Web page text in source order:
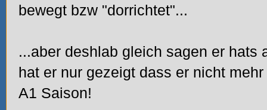
bewegt bzw "dorrichtet"...
...aber deshlab gleich sagen er hats
hat er nur gezeigt dass er nicht
A1 Saison!